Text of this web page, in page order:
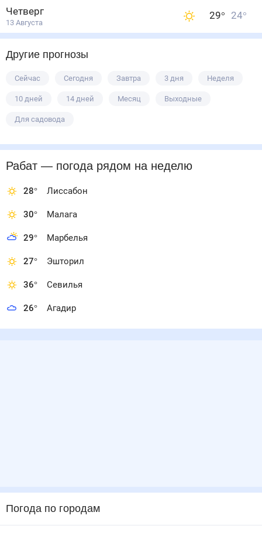
Четверг
13 Августа
29° 24°
Другие прогнозы
Сейчас Сегодня Завтра 3 дня Неделя
10 дней 14 дней Месяц Выходные
Для садовода
Рабат — погода рядомна неделю
28° Лиссабон
30° Малага
29° Марбелья
27° Эшторил
36° Севилья
26° Агадир
Погода по городам